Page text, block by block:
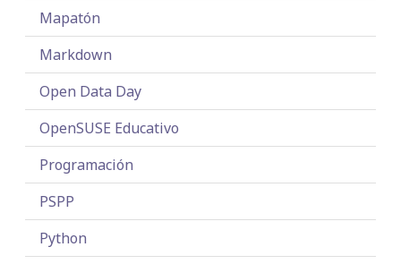
Mapatón
Markdown
Open Data Day
OpenSUSE Educativo
Programación
PSPP
Python